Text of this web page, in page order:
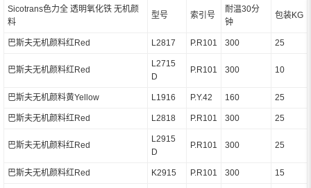
Sicotrans色力全 透明氧化铁 无机颜
料
型号 索引号
耐温30分
钟
包装KG
巴斯夫无机颜料红Red L2817 P.R101 300 25
巴斯夫无机颜料红Red
L2715
D
P.R101 300 10
巴斯夫无机颜料黄Yellow L1916 P.Y.42 160 25
巴斯夫无机颜料红Red L2818 P.R101 300 25
巴斯夫无机颜料红Red
L2915
D
P.R101 300 25
巴斯夫无机颜料红Red K2915 P.R101 300 15